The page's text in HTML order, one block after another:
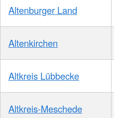
Altenburger Land
Altenkirchen
Altkreis Lübbecke
Altkreis-Meschede